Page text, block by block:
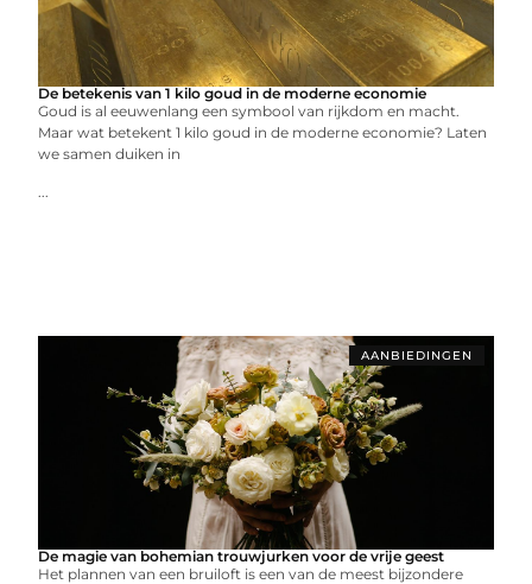
De betekenis van 1 kilo goud in de moderne economie
Goud is al eeuwenlang een symbool van rijkdom en macht.
Maar wat betekent 1 kilo goud in de moderne economie? Laten
we samen duiken in
...
AANBIEDINGEN
De magie van bohemian trouwjurken voor de vrije geest
Het plannen van een bruiloft is een van de meest bijzondere